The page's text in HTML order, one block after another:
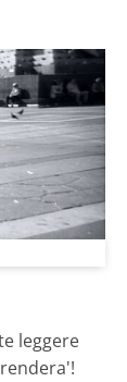
leggere